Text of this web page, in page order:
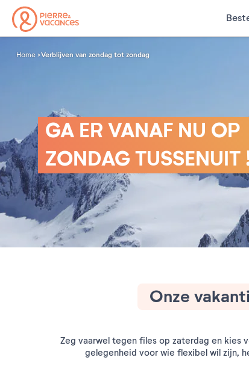
Home Verblijven van zondag tot zondag
GA ER VANAF NU OP
ZONDAG TUSSENUIT
Onze
Zeg vaarwel tegen files op zaterdag en kies
gelegenheid voor wie flexibel wil zijn,